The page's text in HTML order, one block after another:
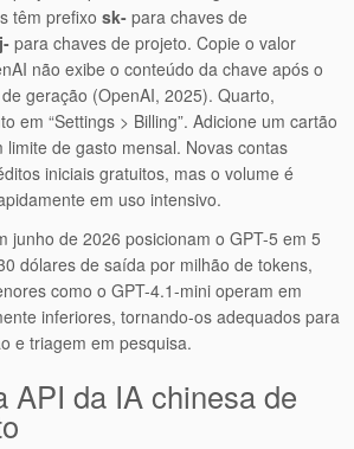
têm prefixo sk- para chaves de
para chaves de projeto. Copie o valor
não exibe o conteúdo da chave após o
geração (OpenAI, 2025). Quarto,
em “Settings > Billing”. Adicione um cartão
de gasto mensal. Novas contas
iniciais gratuitos, mas o volume é
em uso intensivo.
junho de 2026 posicionam o GPT-5 em 5
dólares de saída por milhão de tokens,
como o GPT-4.1-mini operam em
inferiores, tornando-os adequados para
e triagem em pesquisa.
API da IA chinesa de